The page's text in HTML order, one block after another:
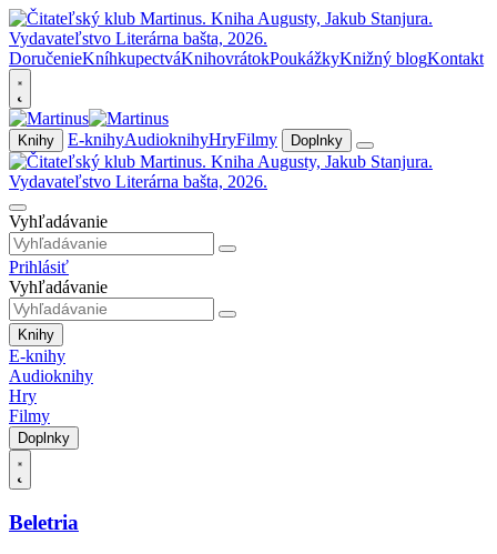
DoručenieKníhkupectváKnihovrátokPoukážkyKnižný blogKontakt
Knihy E-knihyAudioknihyHryFilmy Doplnky
Vyhľadávanie
Prihlásiť
Vyhľadávanie
Knihy
E-knihy
Audioknihy
Hry
Filmy
Doplnky
Beletria